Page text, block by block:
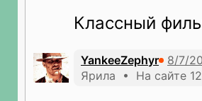
Классный
YankeeZephyr
Ярила • На сайте